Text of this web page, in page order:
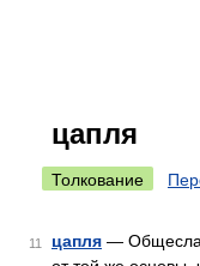
цапля
Толкование
11 цапля —